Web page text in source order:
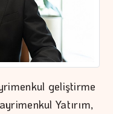
geliştirme
Yatırım,